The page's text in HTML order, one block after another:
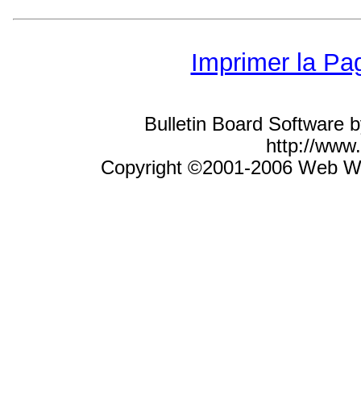
Imprimer la
Bulletin Board Software
http://
Copyright ©2001-2006 Web